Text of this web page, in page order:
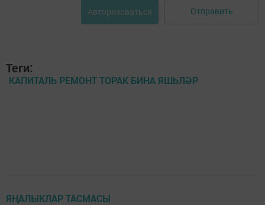
Авторизоваться Отправить
Теги:
КАПИТАЛЬ РЕМОНТ ТОРАК БИНА ЯШЬ­ЛӘР
ЯҢАЛЫКЛАР ТАСМАСЫ